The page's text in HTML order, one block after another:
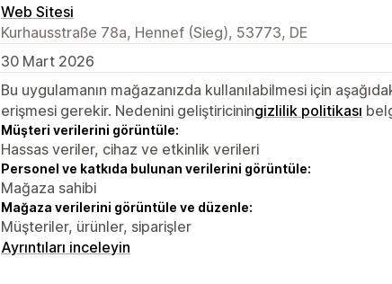
Web Sitesi
Kurhausstraße 78a, Hennef (Sieg), 53773, DE
30 Mart 2026
Bu uygulamanın mağazanızda kullanılabilmesi için
erişmesi gerekir. Nedenini geliştiriciningizlilik politikası
Müşteri verilerini görüntüle:
Hassas veriler, cihaz ve etkinlik verileri
Personel ve katkıda bulunan verilerini görüntüle:
Mağaza sahibi
Mağaza verilerini görüntüle ve düzenle:
Müşteriler, ürünler, siparişler
Ayrıntıları inceleyin